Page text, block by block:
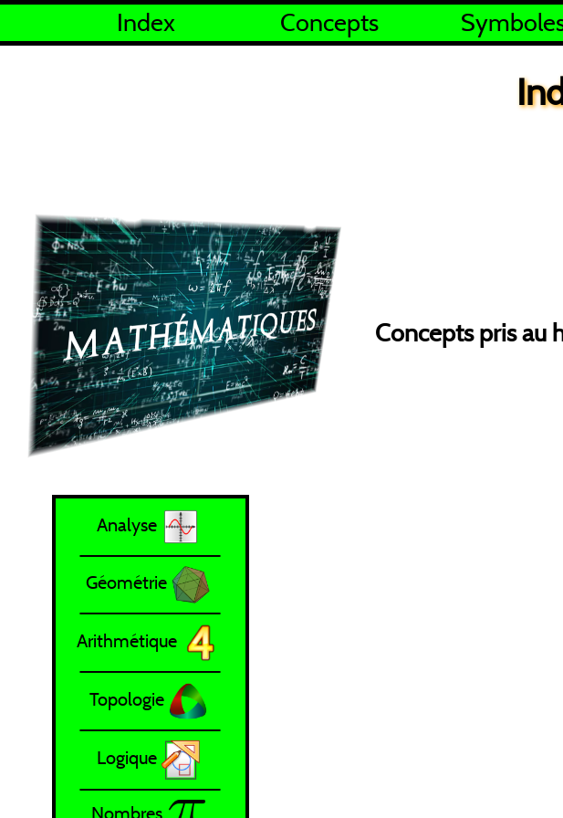
Index Concepts
Concepts pris au
Analyse
Géométrie
Arithmétique
Topologie
Logique
Nombres